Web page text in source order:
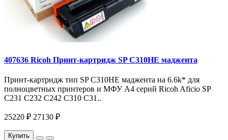
407636 Ricoh Принт-картридж SP C310HE маджента
Принт-картридж тип SP C310HE маджента на 6.6k* для
полноцветных принтеров и МФУ A4 серий Ricoh Aficio SP
C231 C232 C242 C310 C31..
25220 ₽ 27130 ₽
Купить